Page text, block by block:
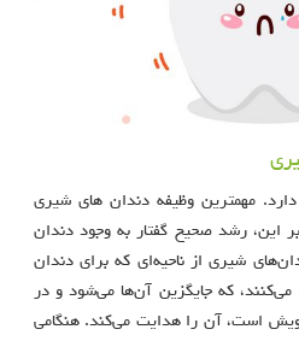
دارد. مهمترین وظیفه دندان های شیری
این، رشد صحیح گفتار به وجود دندان
شیری از ناحیه‌ای که برای دندان
که جایگزین آن‌ها می‌شود و در
است، آن را هدایت می‌کند. هنگامی